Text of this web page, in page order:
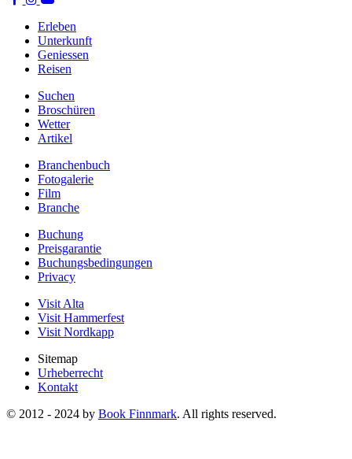
Erleben
Unterkunft
Geniessen
Reisen
Suchen
Broschüren
Wetter
Artikel
Branchenbuch
Fotogalerie
Film
Branche
Buchung
Preisgarantie
Buchungsbedingungen
Privacy
Visit Alta
Visit Hammerfest
Visit Nordkapp
Sitemap
Urheberrecht
Kontakt
© 2012 - 2024 by Book Finnmark. All rights reserved.